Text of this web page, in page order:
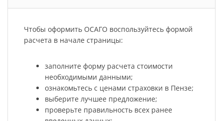
Чтобы оформить ОСАГО воспользуйтесь формой
расчета в начале страницы:
заполните форму расчета стоимости
необходимыми данными;
ознакомьтесь с ценами страховки в Пензе;
выберите лучшее предложение;
проверьте правильность всех ранее